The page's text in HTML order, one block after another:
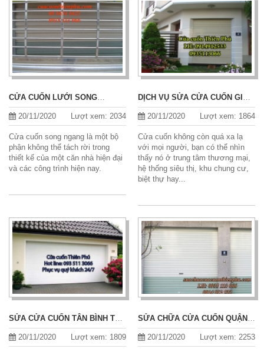
CỬA CUỐN LƯỚI SONG
NGANG
20/11/2020
Lượt xem: 2034
Cửa cuốn song ngang là một bộ
phận không thể tách rời trong
thiết kế của một căn nhà hiện đại
và các công trình hiện nay.
DỊCH VỤ SỬA CỬA CUỐN GIÁ
RẺ – UY TÍN
20/11/2020
Lượt xem: 1864
Cửa cuốn không còn quá xa lạ
với mọi người, bạn có thể nhìn
thấy nó ở trung tâm thương mại,
hệ thống siêu thị, khu chung cư,
biệt thự hay...
SỬA CỬA CUỐN TÂN BÌNH TP
HCM
20/11/2020
Lượt xem: 1809
SỬA CHỮA CỬA CUỐN QUẬN
PHÚ NHUẬN
20/11/2020
Lượt xem: 2253